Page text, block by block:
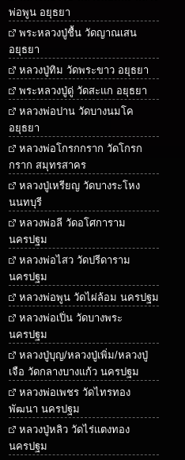
พ่อพูน อยุธยา
พระหลวงปู่ชื้น วัดญาณเสน
อยุธยา
หลวงปู่ทิม วัดพระขาว อยุธยา
พระหลวงปู่ดู่ วัดสะแก อยุธยา
หลวงพ่อปาน วัดบางนมโค
อยุธยา
หลวงพ่อโกรกกราก วัดโกรก
กราก สมุทรสาคร
หลวงปู่เหรียญ วัดบางระโหง
นนทบุรี
หลวงพ่อลี วัดอโศการาม
นครปฐม
หลวงพ่อไสว วัดปรีดาราม
นครปฐม
หลวงพ่อพูน วัดไผ่ล้อม นครปฐม
หลวงพ่อเปิ่น วัดบางพระ
นครปฐม
หลวงปู่บุญ/หลวงปู่เพิ่ม/หลวงปู่
เจือ วัดกลางบางแก้ว นครปฐม
หลวงพ่อเพชร วัดไทรทอง
พัฒนา นครปฐม
หลวงปู่หลิว วัดไร่แตงทอง
นครปฐม